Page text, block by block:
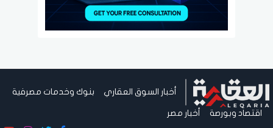
أخبار السوق العقاري بنوك وخدمات مصرفية
اقتصاد وبورصة أخبار مصر